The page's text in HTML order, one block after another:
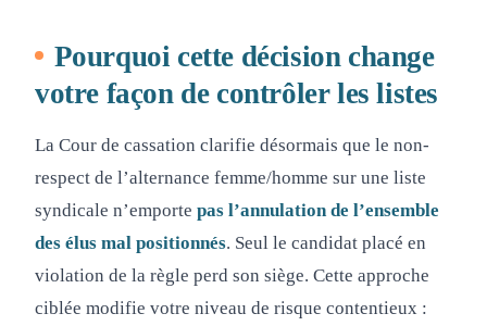
Pourquoi cette décision change
votre façon de contrôler les listes
La Cour de cassation clarifie désormais que le non-
respect de l’alternance femme/homme sur une liste
syndicale n’emporte pas l’annulation de l’ensemble
des élus mal positionnés. Seul le candidat placé en
violation de la règle perd son siège. Cette approche
ciblée modifie votre niveau de risque contentieux :